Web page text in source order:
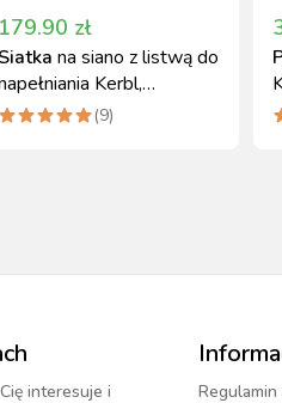
179.90 zł
Siatka na siano z listwą do
Kerbl,
90x110cm (9)
interesuje i